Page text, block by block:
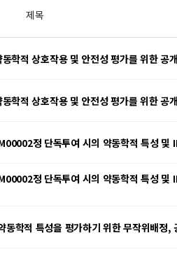
제목
학적 상호작용 및 안전성 평가를 위한
학적 상호작용 및 안전성 평가를 위한
정 단독투여 시의 약동학적 특성
정 단독투여 시의 약동학적 특성
학적 특성을 평가하기 위한 무작위배